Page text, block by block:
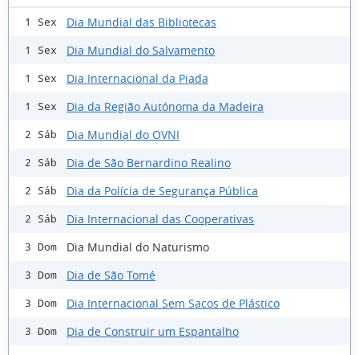
1 Sex Dia Mundial das Bibliotecas
1 Sex Dia Mundial do Salvamento
1 Sex Dia Internacional da Piada
1 Sex Dia da Região Autónoma da Madeira
2 Sáb Dia Mundial do OVNI
2 Sáb Dia de São Bernardino Realino
2 Sáb Dia da Polícia de Segurança Pública
2 Sáb Dia Internacional das Cooperativas
3 Dom Dia Mundial do Naturismo
3 Dom Dia de São Tomé
3 Dom Dia Internacional Sem Sacos de Plástico
3 Dom Dia de Construir um Espantalho